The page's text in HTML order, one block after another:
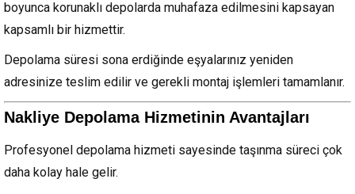
boyunca korunaklı depolarda muhafaza edilmesini kapsayan
kapsamlı bir hizmettir.
Depolama süresi sona erdiğinde eşyalarınız yeniden
adresinize teslim edilir ve gerekli montaj işlemleri tamamlanır.
Nakliye Depolama Hizmetinin Avantajları
Profesyonel depolama hizmeti sayesinde taşınma süreci çok
daha kolay hale gelir.